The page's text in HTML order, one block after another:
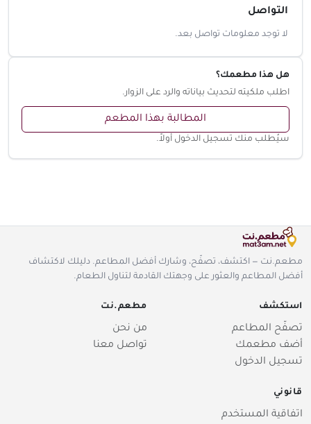
التواصل
لا توجد معلومات تواصل بعد.
هل هذا مطعمك؟
اطلب ملكيته لتحديث بياناته والرد على الزوار.
المطالبة بهذا المطعم
سيُطلب منك تسجيل الدخول أولاً.
مطعم.نت — اكتشف، تصفّح، وشارك أفضل المطاعم. دليلك لاكتشاف
أفضل المطاعم والعثور على وجهتك القادمة لتناول الطعام.
استكشف
تصفّح المطاعم
أضف مطعمك
تسجيل الدخول
مطعم.نت
من نحن
تواصل معنا
قانوني
اتفاقية المستخدم